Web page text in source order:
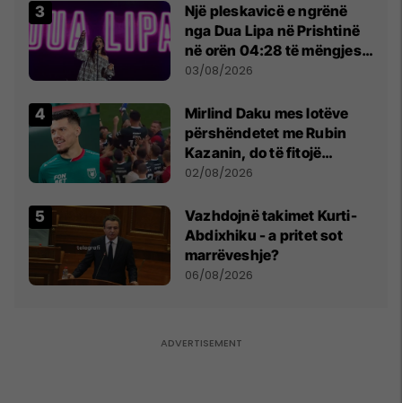
Një pleskavicë e ngrënë
nga Dua Lipa në Prishtinë
në orën 04:28 të mëngjesit
- dhe bota digjitale serbe
03/08/2026
Mirlind Daku mes lotëve
përshëndetet me Rubin
Kazanin, do të fitojë
miliona te Spartak Moska
02/08/2026
Vazhdojnë takimet Kurti-
Abdixhiku - a pritet sot
marrëveshje?
06/08/2026